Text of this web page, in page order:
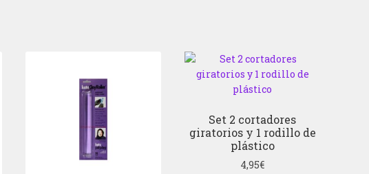
Set 2 cortadores
giratorios y 1 rodillo de
plástico
4,95€